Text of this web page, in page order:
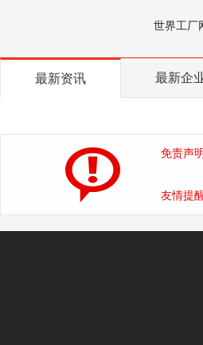
世界工厂
最新资讯 最新企
免责声
友情提